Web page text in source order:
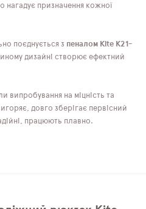
нагадує призначення кожної
поєднується з пеналом Kite K21-
дизайні створює ефектний
випробування на міцність та
довго зберігає первісний
працюють плавно.